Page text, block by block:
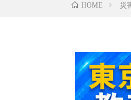
HOME 災